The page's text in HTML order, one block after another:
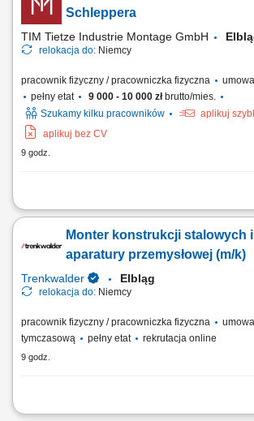
jakości wykonywanych elementów. Przestrzeganie
bezpieczeństwa i standardów obowiązujących na
Schleppera
TIM Tietze Industrie Montage GmbH
relokacja do: Niemcy
pracownik fizyczny / pracowniczka fizyczna
pełny etat
9 000 - 10 000 złbrutto/mies.
Szukamy kilku pracowników
aplikuj
aplikuj bez CV
9 godz.
Zakres obowiązków obsługa wózka widłowego lub
produkcji; realizacja zadań logistycznych na terenie
Wymagania prawo jazdy wymagane od każdego
Monter konstrukcji stalowych i
aparatury przemysłowej (m/k)
Trenkwalder Elbląg
relokacja do: Niemcy
pracownik fizyczny / pracowniczka fizyczna
tymczasową
pełny etat rekrutacja online
9 godz.
Twoje zadania montaż konstrukcji stalowych i